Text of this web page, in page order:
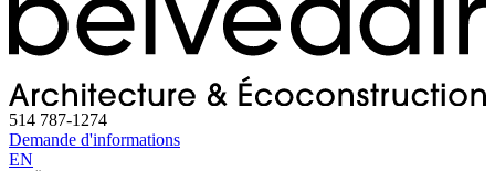
514 787-1274
Demande d'informations
EN